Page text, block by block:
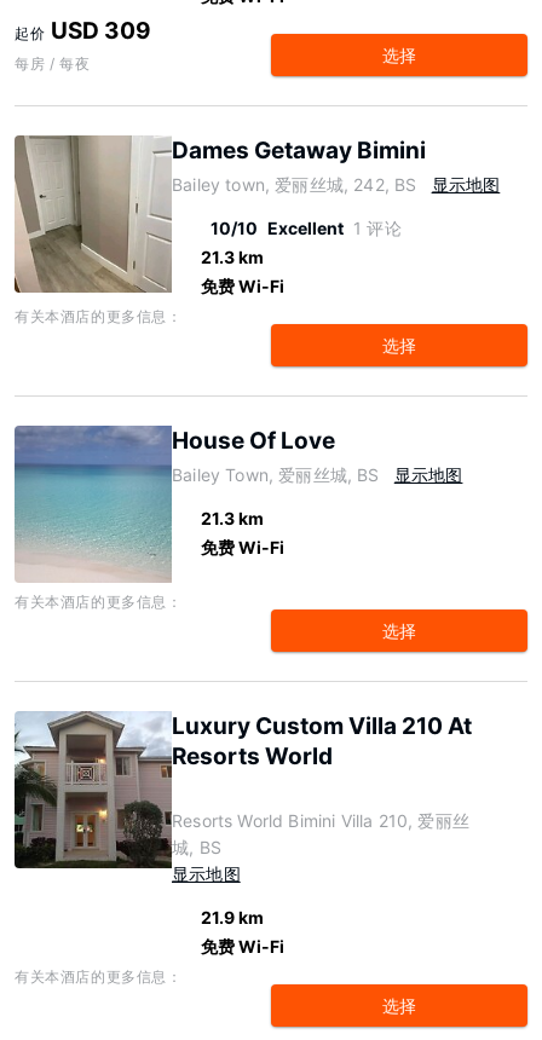
起价 USD 309
每房 / 每夜 选择
Dames Getaway Bimini
Bailey town, 爱丽丝城, 242, BS 显示地图
10/10 Excellent 1 评论
21.3 km
免费 Wi-Fi
有关本酒店的更多信息：
选择
House Of Love
Bailey Town, 爱丽丝城, BS 显示地图
21.3 km
免费 Wi-Fi
有关本酒店的更多信息：
选择
Luxury Custom Villa 210 At
Resorts World
Resorts World Bimini Villa 210, 爱丽丝
城, BS
显示地图
21.9 km
免费 Wi-Fi
有关本酒店的更多信息：
选择